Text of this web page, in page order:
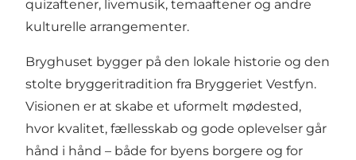
quizaftener, livemusik, temaaftener og andre
kulturelle arrangementer.
Bryghuset bygger på den lokale historie og den
stolte bryggeritradition fra Bryggeriet Vestfyn.
Visionen er at skabe et uformelt mødested,
hvor kvalitet, fællesskab og gode oplevelser går
hånd i hånd – både for byens borgere og for